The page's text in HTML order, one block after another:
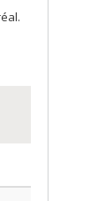
order
in